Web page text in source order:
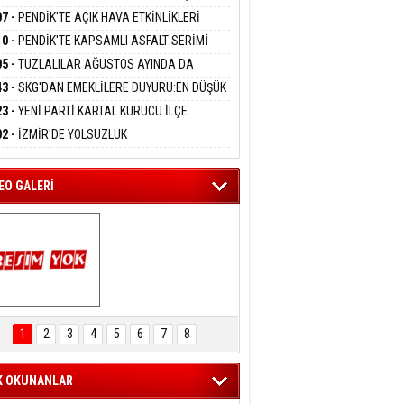
Kaynas
KAYBETTİ
TÜRKİYE' ÇERÇEVE YASA TEKLİFİNİ
- PENDİK'TE AÇIK HAVA ETKİNLİKLERİ
SİNEMASIYLA BAŞLADI
- PENDİK'TE KAPSAMLI ASFALT SERİMİ
- TUZLALILAR AĞUSTOS AYINDA DA
DOYACAK
- SKG'DAN EMEKLİLERE DUYURU:EN DÜŞÜK
AYLIĞI FARKLARI 7 AĞUSTOS'TA
GEÇİYOR
- YENİ PARTİ KARTAL KURUCU İLÇE
MERT POLAT OLDU
- İZMİR'DE YOLSUZLUK
BELEDİYE BAŞKANI
ÇİÇEK DAHİL 13 KİŞİ GÖZALTINDA
GALERİ
ENGELSİZ
FESTİVALİ
KONSERİ
MEST
1 2 3 4 5 6 7 8
OKUNANLAR